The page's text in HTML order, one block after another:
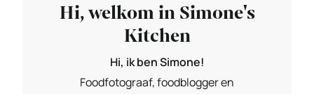
Hi, welkom in Simone's
Kitchen
Hi, ik ben Simone!
Foodfotograaf, foodblogger en